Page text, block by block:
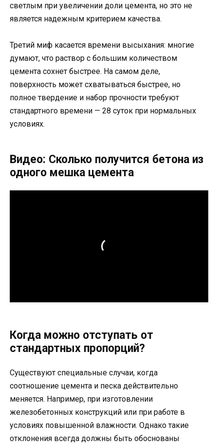
светлым при увеличении доли цемента, но это не
является надежным критерием качества.
Третий миф касается времени высыхания: многие
думают, что раствор с большим количеством
цемента сохнет быстрее. На самом деле,
поверхность может схватываться быстрее, но
полное твердение и набор прочности требуют
стандартного времени — 28 суток при нормальных
условиях.
Видео: Сколько получится бетона из
одного мешка цемента
Когда можно отступать от
стандартных пропорций?
Существуют специальные случаи, когда
соотношение цемента и песка действительно
меняется. Например, при изготовлении
железобетонных конструкций или при работе в
условиях повышенной влажности. Однако такие
отклонения всегда должны быть обоснованы